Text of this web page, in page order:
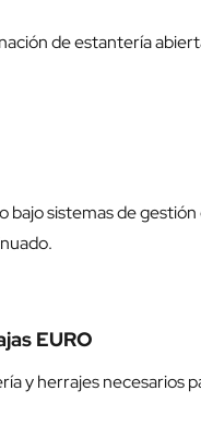
de estantería
bajo sistemas de
EURO
y herrajes